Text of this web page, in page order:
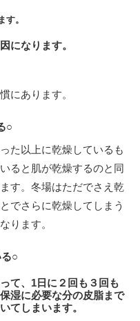
。
になります。
にあります。
○
た以上に乾燥しているも
ると肌が乾燥するのと同
す。冬場はただでさえ乾
でさらに乾燥してしまう
ります。
○
て、1日に２回も３回も
湿に必要な分の皮脂まで
てしまいます。